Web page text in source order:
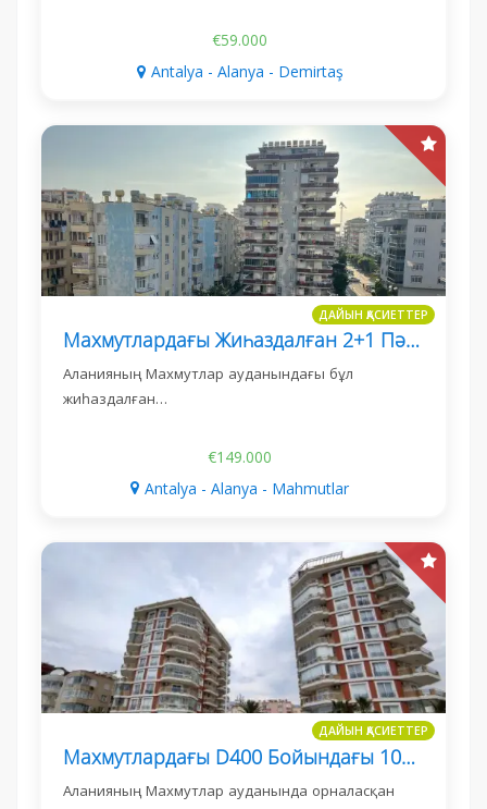
€59.000
Antalya - Alanya - Demirtaş
ДАЙЫН ҚАСИЕТТЕР
Махмутлардағы Жиһаздалған 2+1 Пәтер, Теңізге 500 М
Аланияның Махмутлар ауданындағы бұл
жиһаздалған…
€149.000
Antalya - Alanya - Mahmutlar
ДАЙЫН ҚАСИЕТТЕР
Махмутлардағы D400 Бойындағы 100 М² Коммерциялық Дүкен
Аланияның Махмутлар ауданында орналасқан